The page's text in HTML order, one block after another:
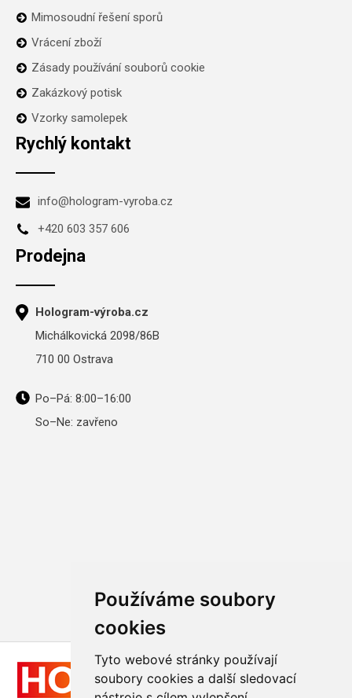
Používáme soubory
cookies
Tyto webové stránky používají
soubory cookies a další sledovací
Mimosoudní řešení sporů
Vrácení zboží
Zásady používání souborů cookie
Zakázkový potisk
Vzorky samolepek
Rychlý kontakt
info@hologram-vyroba.cz
+420 603 357 606
Prodejna
Hologram-výroba.cz
Michálkovická 2098/86B
710 00 Ostrava
Po–Pá: 8:00–16:00
So–Ne: zavřeno